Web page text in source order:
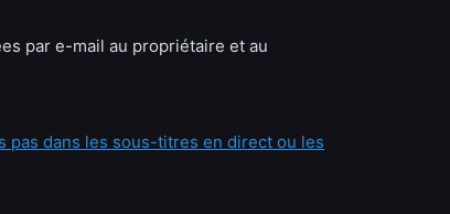
par e-mail au propriétaire et au
dans les sous-titres en direct ou les